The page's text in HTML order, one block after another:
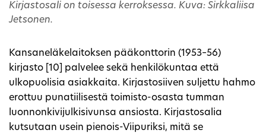
Kirjastosali on toisessa kerroksessa. Kuva: Sirkkaliisa
Jetsonen.
Kansaneläkelaitoksen pääkonttorin (1953–56)
kirjasto [10] palvelee sekä henkilökuntaa että
ulkopuolisia asiakkaita. Kirjastosiiven suljettu hahmo
erottuu punatiilisestä toimisto-osasta tumman
luonnonkivijulkisivunsa ansiosta. Kirjastosalia
kutsutaan usein pienois-Viipuriksi, mitä se